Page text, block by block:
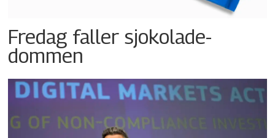
Fredag faller sjokolade-
dommen